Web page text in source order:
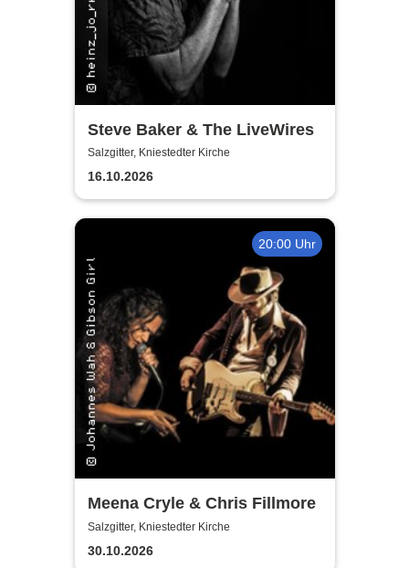
Steve Baker & The LiveWires
Salzgitter, Kniestedter Kirche
16.10.2026
20:00 Uhr
Meena Cryle & Chris Fillmore
Salzgitter, Kniestedter Kirche
30.10.2026